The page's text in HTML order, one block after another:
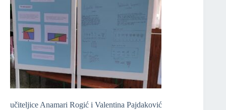
učiteljice Anamari Rogić i Valentina Pajdaković